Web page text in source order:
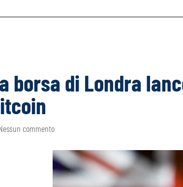
borsa di Londra
commento